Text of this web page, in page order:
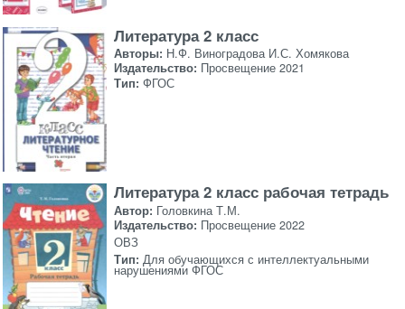
Литература 2 класс
Авторы: Н.Ф. Виноградова И.С. Хомякова
Издательство: Просвещение 2021
Тип: ФГОС
Литература 2 класс рабочая тетрадь
Автор: Головкина Т.М.
Издательство: Просвещение 2022
ОВЗ
Тип: Для обучающихся с интеллектуальными
нарушениями ФГОС